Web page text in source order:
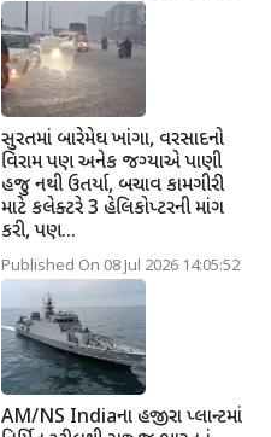
સુરતમાં બારેમેઘ ખાંગા, વરસાદનો
વિરામ પણ અનેક જગ્યાએ પાણી
હજુ નથી ઉતર્યા, બચાવ કામગીરી
માટે કલેક્ટરે 3 હેલિકોપ્ટરની માંગ
કરી, પણ...
Published On 08 Jul 2026 14:05:52
AM/NS Indiaના હજીરા પ્લાન્ટમાં